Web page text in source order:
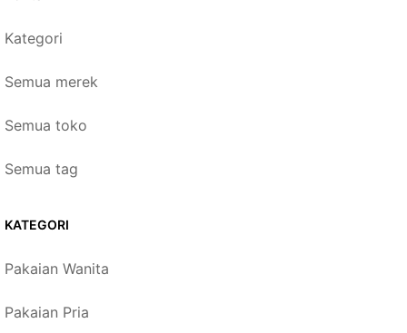
Kategori
Semua merek
Semua toko
Semua tag
KATEGORI
Pakaian Wanita
Pakaian Pria